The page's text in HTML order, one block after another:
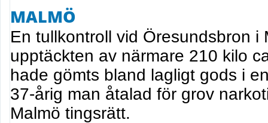
MALMÖ
En tullkontroll vid Öresundsbron i
upptäckten av närmare 210 kilo
hade gömts bland lagligt gods i
37-årig man åtalad för grov
Malmö tingsrätt.